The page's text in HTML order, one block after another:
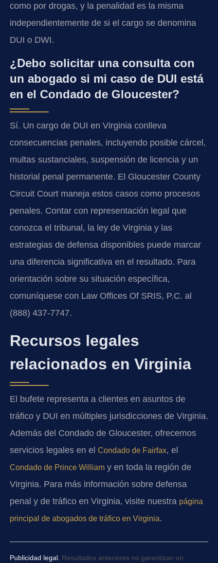
como por drogas, y la penalidad es la misma
independientemente de si el cargo se denomina
DUI o DWI.
¿Debo solicitar una consulta con
un abogado si mi caso de DUI está
en el Condado de Gloucester?
Sí. Un cargo de DUI en Virginia conlleva
consecuencias penales, incluyendo posible cárcel,
multas sustanciales, suspensión de licencia y un
historial penal permanente. El Gloucester County
Circuit Court maneja estos casos como procesos
penales. Contar con representación legal que
conozca el tribunal, la ley de Virginia y las
estrategias de defensa disponibles puede marcar
una diferencia significativa en el resultado. Para
orientación sobre su situación específica,
comuníquese con Law Offices Of SRIS, P.C. al
(888) 437-7747.
Recursos legales
relacionados en Virginia
El bufete representa a clientes en asuntos de
tráfico y DUI en múltiples jurisdicciones de Virginia.
Además del Condado de Gloucester, ofrecemos
servicios legales en el Condado de Fairfax, el
Condado de Prince William y en toda la región de
Virginia. Para más información sobre defensa
penal y de tráfico en Virginia, visite nuestra página
principal de abogados de tráfico en Virginia.
Publicidad legal. Resultados anteriores no garantizan un